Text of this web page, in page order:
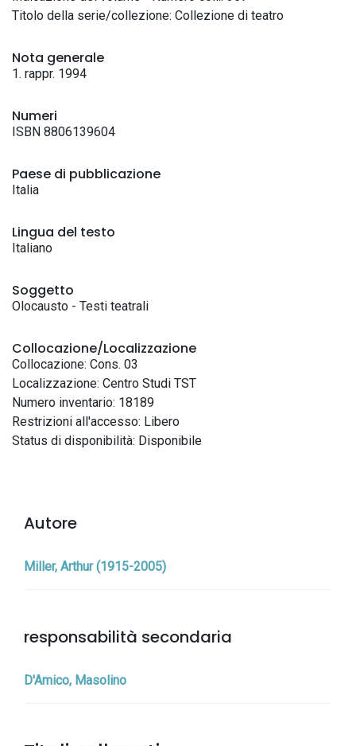
Titolo della serie/collezione: Collezione di teatro
Nota generale
1. rappr. 1994
Numeri
ISBN 8806139604
Paese di pubblicazione
Italia
Lingua del testo
Italiano
Soggetto
Olocausto - Testi teatrali
Collocazione/Localizzazione
Collocazione: Cons. 03
Localizzazione: Centro Studi TST
Numero inventario: 18189
Restrizioni all'accesso: Libero
Status di disponibilità: Disponibile
Autore
Miller, Arthur (1915-2005)
responsabilità secondaria
D'Amico, Masolino